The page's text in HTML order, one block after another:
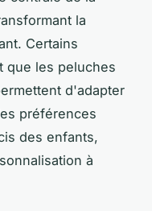
la
Certains
que les peluches
d'adapter
préférences
des enfants,
à